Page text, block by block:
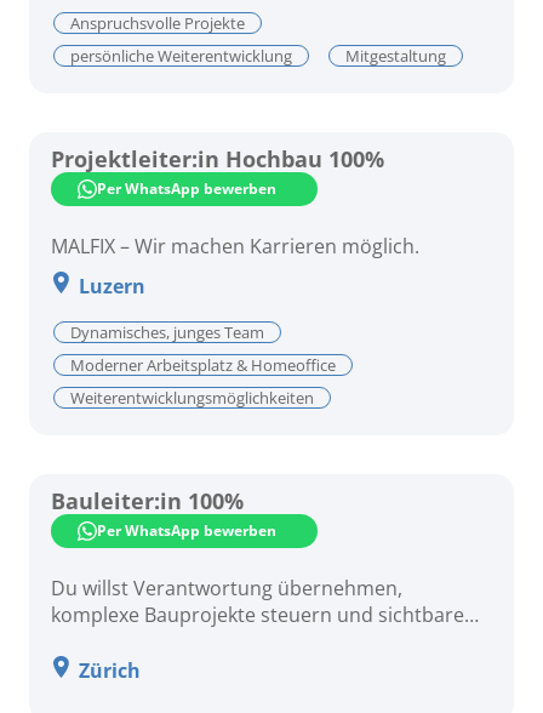
Anspruchsvolle Projekte
persönliche Weiterentwicklung
Mitgestaltung
Projektleiter:in Hochbau 100%
Per WhatsApp bewerben
MALFIX – Wir machen Karrieren möglich.
Luzern
Dynamisches, junges Team
Moderner Arbeitsplatz & Homeoffice
Weiterentwicklungsmöglichkeiten
Bauleiter:in 100%
Per WhatsApp bewerben
Du willst Verantwortung übernehmen,
komplexe Bauprojekte steuern und sichtbare
genau das Richtige für dich!
Zürich